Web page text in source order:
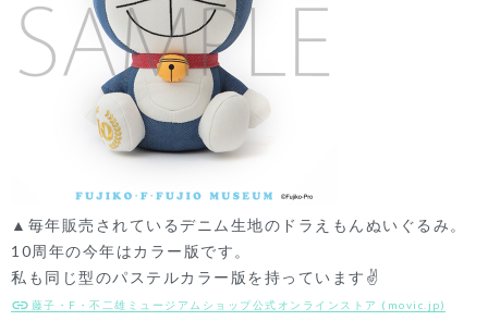
▲毎年販売されているデニム生地のドラえもんぬいぐるみ。
10周年の今年はカラー版です。
私も同じ型のパステルカラー版を持っています✌
藤子・F・不二雄ミュージアムショップ公式オンラインストア (movic.jp)